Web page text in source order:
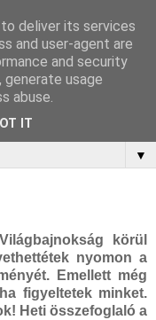
▼
körül
nyomon a
Emellett még
figyeltetek minket.
Heti összefoglaló a
deliver its services
and user-agent are
and security
usage
abuse.
IT